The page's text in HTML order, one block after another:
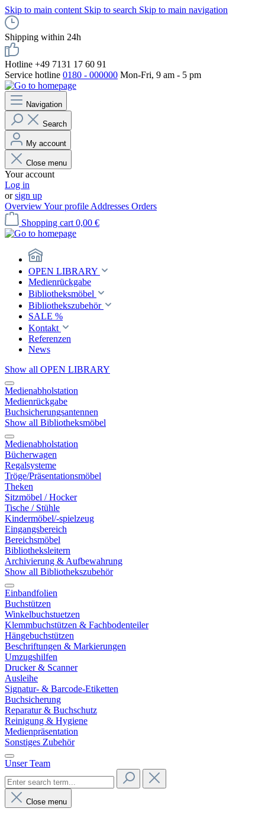
Skip to main content Skip to search Skip to main navigation
Shipping within 24h
Hotline +49 7131 17 60 91
Service hotline 0180 - 000000 Mon-Fri, 9 am - 5 pm
Navigation
Search
My account
Close menu
Your account
Log in
orsign up
OverviewYour profile Addresses Orders
Shopping cart 0,00 €
OPEN LIBRARY
Medienrückgabe
Bibliotheksmöbel
Bibliothekszubehör
SALE %
Kontakt
Referenzen
News
Show all OPEN LIBRARY
Medienabholstation
Medienrückgabe
Buchsicherungsantennen
Show all Bibliotheksmöbel
Medienabholstation
Bücherwagen
Regalsysteme
Tröge/Präsentationsmöbel
Theken
Sitzmöbel / Hocker
Tische / Stühle
Kindermöbel/-spielzeug
Eingangsbereich
Bereichsmöbel
Bibliotheksleitern
Archivierung & Aufbewahrung
Show all Bibliothekszubehör
Einbandfolien
Buchstützen
Winkelbuchstuetzen
Klemmbuchstützen & Fachbodenteiler
Hängebuchstützen
Beschriftungen & Markierungen
Umzugshilfen
Drucker & Scanner
Ausleihe
Signatur- & Barcode-Etiketten
Buchsicherung
Reparatur & Buchschutz
Reinigung & Hygiene
Medienpräsentation
Sonstiges Zubehör
Unser Team
Close menu